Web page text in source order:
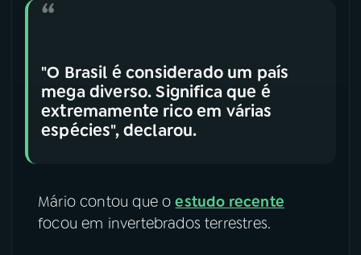
"O Brasil é considerado um país
mega diverso. Significa que é
extremamente rico em várias
espécies", declarou.
Mário contou que oestudo recente
focou em invertebrados terrestres.